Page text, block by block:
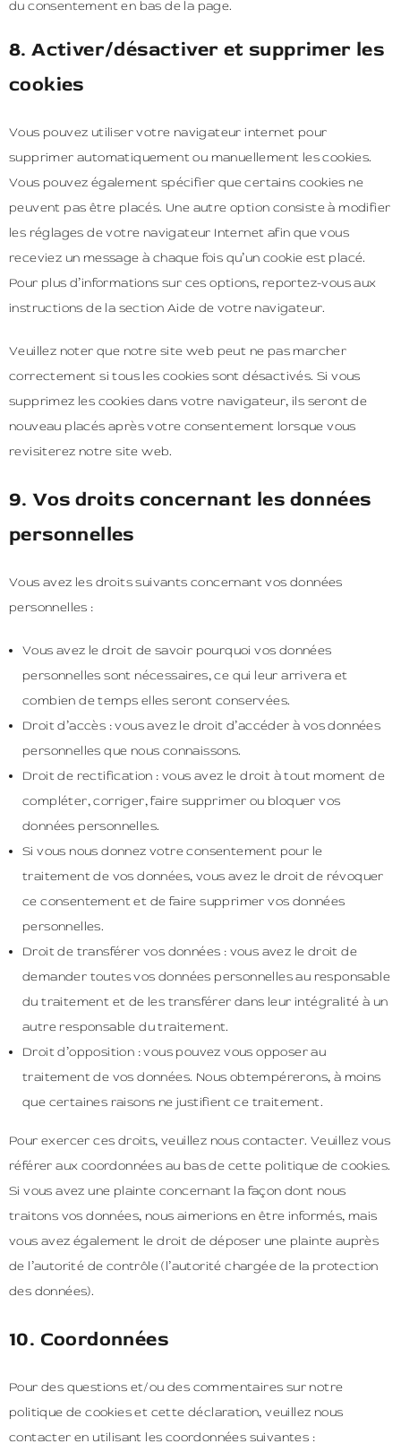
du consentement en bas de la page.
8. Activer/désactiver et supprimer les
cookies
Vous pouvez utiliser votre navigateur internet pour
supprimer automatiquement ou manuellement les cookies.
Vous pouvez également spécifier que certains cookies ne
peuvent pas être placés. Une autre option consiste à modifier
les réglages de votre navigateur Internet afin que vous
receviez un message à chaque fois qu’un cookie est placé.
Pour plus d’informations sur ces options, reportez-vous aux
instructions de la section Aide de votre navigateur.
Veuillez noter que notre site web peut ne pas marcher
correctement si tous les cookies sont désactivés. Si vous
supprimez les cookies dans votre navigateur, ils seront de
nouveau placés après votre consentement lorsque vous
revisiterez notre site web.
9. Vos droits concernant les données
personnelles
Vous avez les droits suivants concernant vos données
personnelles :
Vous avez le droit de savoir pourquoi vos données
personnelles sont nécessaires, ce qui leur arrivera et
combien de temps elles seront conservées.
Droit d’accès : vous avez le droit d’accéder à vos données
personnelles que nous connaissons.
Droit de rectification : vous avez le droit à tout moment de
compléter, corriger, faire supprimer ou bloquer vos
données personnelles.
Si vous nous donnez votre consentement pour le
traitement de vos données, vous avez le droit de révoquer
ce consentement et de faire supprimer vos données
personnelles.
Droit de transférer vos données : vous avez le droit de
demander toutes vos données personnelles au responsable
du traitement et de les transférer dans leur intégralité à un
autre responsable du traitement.
Droit d’opposition : vous pouvez vous opposer au
traitement de vos données. Nous obtempérerons, à moins
que certaines raisons ne justifient ce traitement.
Pour exercer ces droits, veuillez nous contacter. Veuillez vous
référer aux coordonnées au bas de cette politique de cookies.
Si vous avez une plainte concernant la façon dont nous
traitons vos données, nous aimerions en être informés, mais
vous avez également le droit de déposer une plainte auprès
de l’autorité de contrôle (l’autorité chargée de la protection
des données).
10. Coordonnées
Pour des questions et/ou des commentaires sur notre
politique de cookies et cette déclaration, veuillez nous
contacter en utilisant les coordonnées suivantes :